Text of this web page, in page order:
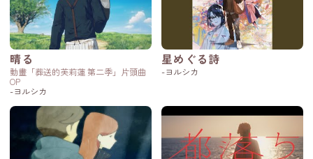
晴る
動畫「葬送的芙莉蓮 第二季」片頭曲
OP
-ヨルシカ
星めぐる詩
-ヨルシカ